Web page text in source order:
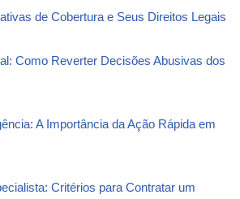
de Cobertura e Seus Direitos Legais
Como Reverter Decisões Abusivas dos
A Importância da Ação Rápida em
Critérios para Contratar um